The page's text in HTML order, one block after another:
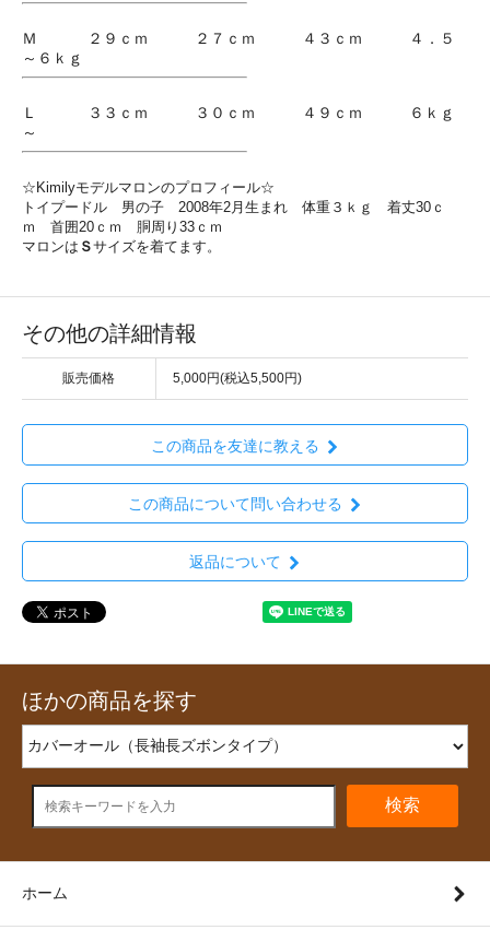
Ｍ ２９ｃｍ ２７ｃｍ ４３ｃｍ ４．５
～６ｋｇ
Ｌ ３３ｃｍ ３０ｃｍ ４９ｃｍ ６ｋｇ
～
☆Kimilyモデルマロンのプロフィール☆
トイプードル 男の子 2008年2月生まれ 体重３ｋｇ 着丈30ｃ
ｍ 首囲20ｃｍ 胴周り33ｃｍ
マロンは Ｓサイズを着てます。
その他の詳細情報
販売価格 5,000円(税込5,500円)
この商品を友達に教える
この商品について問い合わせる
返品について
ほかの商品を探す
検索
ホーム